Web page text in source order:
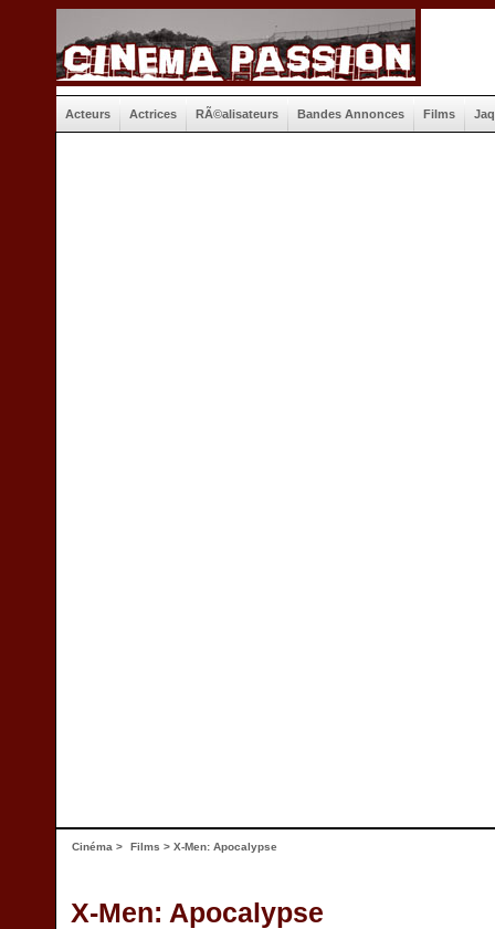
Acteurs Actrices RÃ©alisateurs Bandes Annonces Films
Cinéma > Films > X-Men: Apocalypse
X-Men: Apocalypse